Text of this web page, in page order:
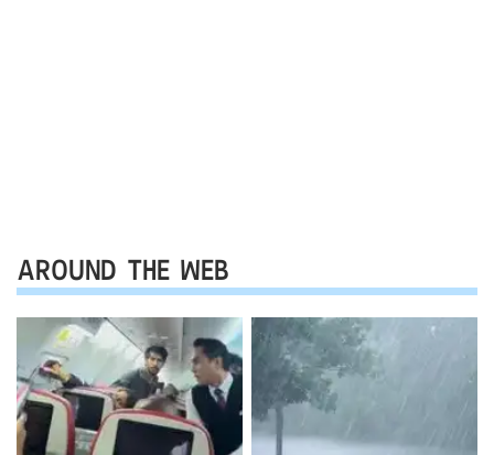
AROUND THE WEB